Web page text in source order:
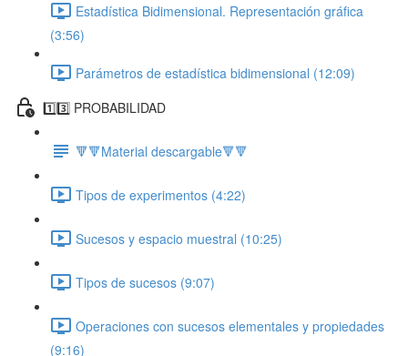
Estadística Bidimensional. Representación gráfica
(3:56)
Parámetros de estadística bidimensional (12:09)
1️⃣3️⃣ PROBABILIDAD
🔻🔻Material descargable🔻🔻
Tipos de experimentos (4:22)
Sucesos y espacio muestral (10:25)
Tipos de sucesos (9:07)
Operaciones con sucesos elementales y propiedades
(9:16)